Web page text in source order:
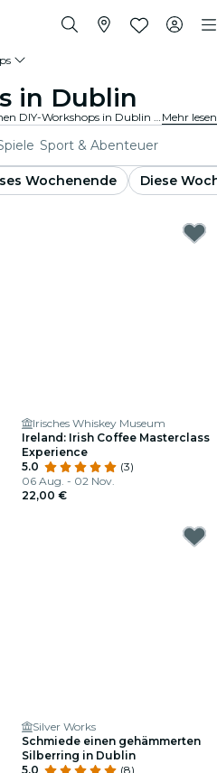
in Dublin
Lasse deiner Kreativität mit praktischen DIY-Workshops in Dublin freien Lauf. Lerne neue Fertigkeiten, gestalte einzigartige Kunstwerke und triff auf Gleichgesinnte in einer einladenden Umgebung. Mehr lesen
Sport & Abenteuer
Wochenende
Diese
Irisches Whiskey Museum
Ireland: Irish Coffee Masterclass
Experience
5.0
(3)
06 Aug. - 02 Nov.
22,00 €
Silver Works
Schmiede einen gehämmerten
Silberring in Dublin
5.0
(8)